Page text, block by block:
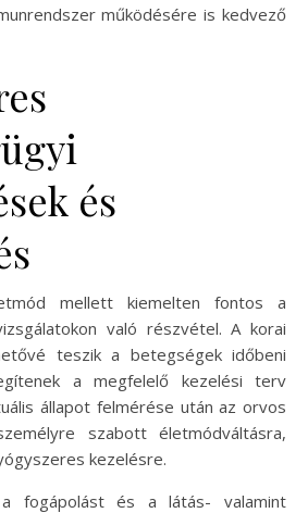
működésére is kedvező
és
mellett kiemelten fontos a
való részvétel. A korai
teszik a betegségek időbeni
a megfelelő kezelési terv
állapot felmérése után az orvos
szabott életmódváltásra,
kezelésre.
fogápolást és a látás- valamint